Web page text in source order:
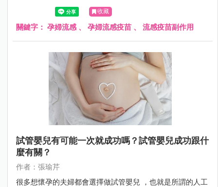
診斷到照護策略，提供完整防護方案，守護媽媽寶寶健康！
公費疫苗資格、接種時機、防護重點一次搞懂。
收藏
關鍵字： 孕婦流感 、 孕婦流感疫苗 、 流感疫苗副作用
試管嬰兒有可能一次就成功嗎？試管嬰兒成功跟什
麼有關？
作者：張瑜芹
很多想懷孕的夫婦都會選擇做試管嬰兒 ，也就是所謂的人工